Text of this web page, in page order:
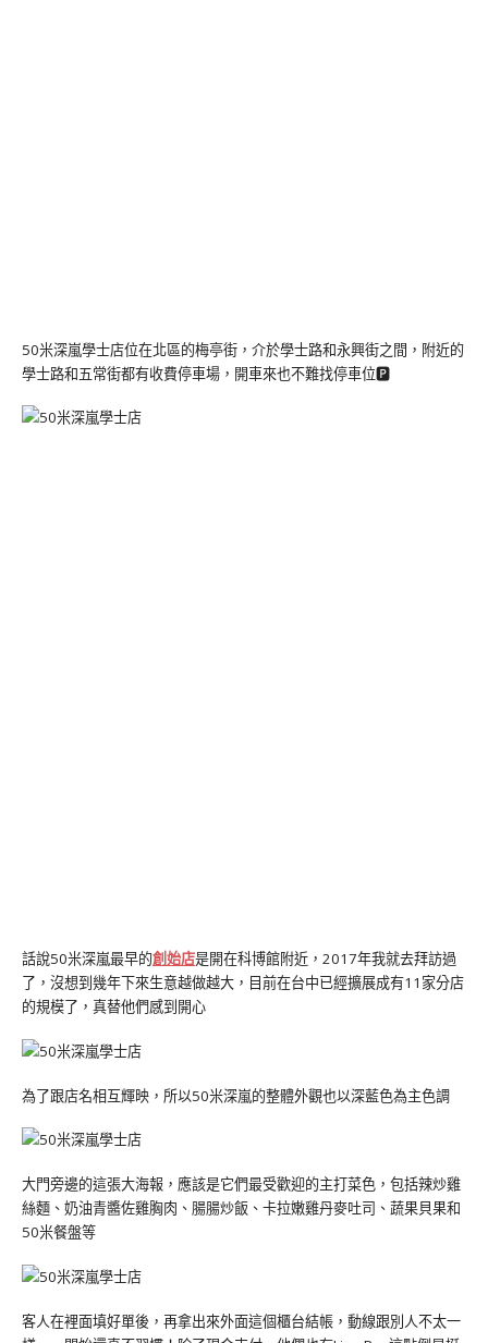
50米深嵐學士店位在北區的梅亭街，介於學士路和永興街之間，附近的
學士路和五常街都有收費停車場，開車來也不難找停車位🅿️
話說50米深嵐最早的創始店是開在科博館附近，2017年我就去拜訪過
了，沒想到幾年下來生意越做越大，目前在台中已經擴展成有11家分店
的規模了，真替他們感到開心
為了跟店名相互輝映，所以50米深嵐的整體外觀也以深藍色為主色調
大門旁邊的這張大海報，應該是它們最受歡迎的主打菜色，包括辣炒雞
絲麵、奶油青醬佐雞胸肉、腸腸炒飯、卡拉嫩雞丹麥吐司、蔬果貝果和
50米餐盤等
客人在裡面填好單後，再拿出來外面這個櫃台結帳，動線跟別人不太一